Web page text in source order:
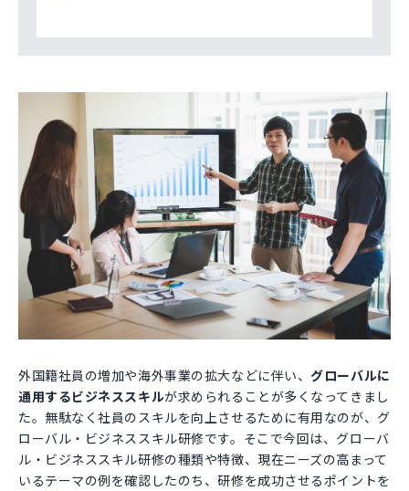
外国籍社員の増加や海外事業の拡大などに伴い、グローバルに
通用するビジネススキルが求められることが多くなってきまし
た。無駄なく社員のスキルを向上させるために有用なのが、グ
ローバル・ビジネススキル研修です。そこで今回は、グローバ
ル・ビジネススキル研修の種類や特徴、現在ニーズの高まって
いるテーマの例を確認したのち、研修を成功させるポイントを